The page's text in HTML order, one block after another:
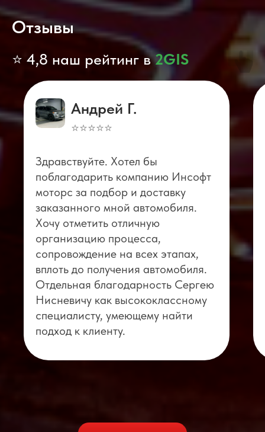
Отзывы
⭐ 4,8 наш рейтинг в2GIS
Андрей Г.
⭐⭐⭐⭐⭐
Здравствуйте. Хотел бы
поблагодарить компанию Инсофт
моторс за подбор и доставку
заказанного мной автомобиля.
Хочу отметить отличную
организацию процесса,
сопровождение на всех этапах,
вплоть до получения автомобиля.
Отдельная благодарность Сергею
Нисневичу как высококлассному
специалисту, умеющему найти
подход к клиенту.